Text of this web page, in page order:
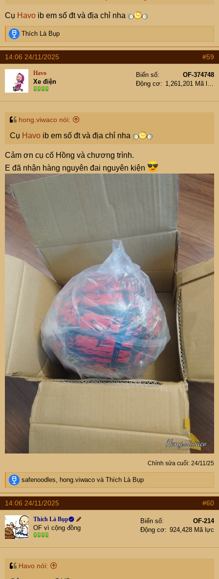
View attachment 9396737
Cụ Havo ib em số đt và địa chỉ nha
R
e
a
c
t
i
o
n
s
Thích Là Bụp
14:06 24/11/2025 #59
Havo
Xe điện
Biển số
OF-374748
Động cơ
hong.viwaco nói:
Cụ Havo ib em số đt và địa chỉ nha
Cảm ơn cụ cố Hồng và chương trình.
E đã nhận hàng nguyên đai nguyên kiện
Chỉnh sửa cuối: 24/11/25
R
e
a
c
t
i
o
n
s
safenoodles hong.viwaco và Thích Là Bụp
14:06 24/11/2025 #60
Thích Là Bụp
OF vì cộng đồng
Biển số
OF-214
Động cơ
924,428 Mã lực
Havo nói: